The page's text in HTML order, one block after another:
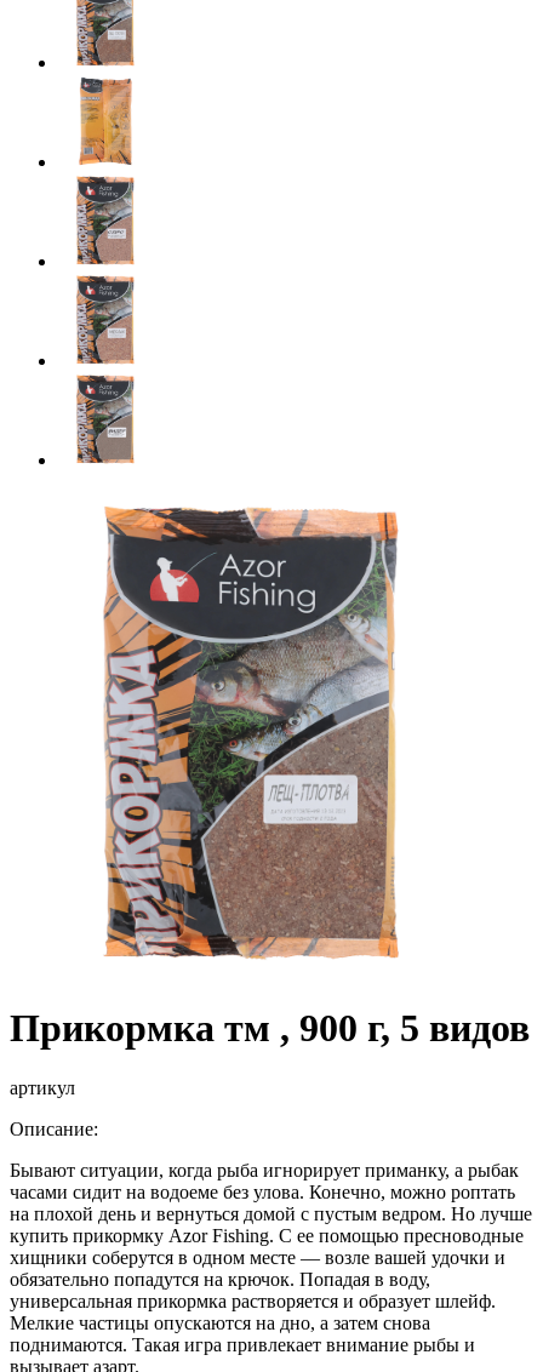
Прикормка тм , 900 г, 5 видов
артикул
Описание:
Бывают ситуации, когда рыба игнорирует приманку, а рыбак
часами сидит на водоеме без улова. Конечно, можно роптать
на плохой день и вернуться домой с пустым ведром. Но лучше
купить прикормку Azor Fishing. С ее помощью пресноводные
хищники соберутся в одном месте — возле вашей удочки и
обязательно попадутся на крючок. Попадая в воду,
универсальная прикормка растворяется и образует шлейф.
Мелкие частицы опускаются на дно, а затем снова
поднимаются. Такая игра привлекает внимание рыбы и
вызывает азарт.